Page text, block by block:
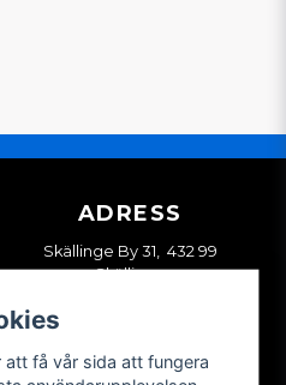
ADRESS
Skällinge By 31, 432 99
Skällinge
få vår sida att fungera